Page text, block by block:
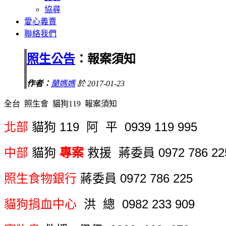
協尋
愛心義賣
聯絡我們
照生公告 ：報案須知
作者： 蘭媽媽於 2017-01-23
全台 照生會 貓狗119 報案須知
北部 貓狗 119 阿 平 0939 119 995
中部 貓狗 專案 救援 蔣委員 0972 786
照生食物銀行 蔣委員 0972 786 225
貓狗捐血中心 洪 總 0982 233 909